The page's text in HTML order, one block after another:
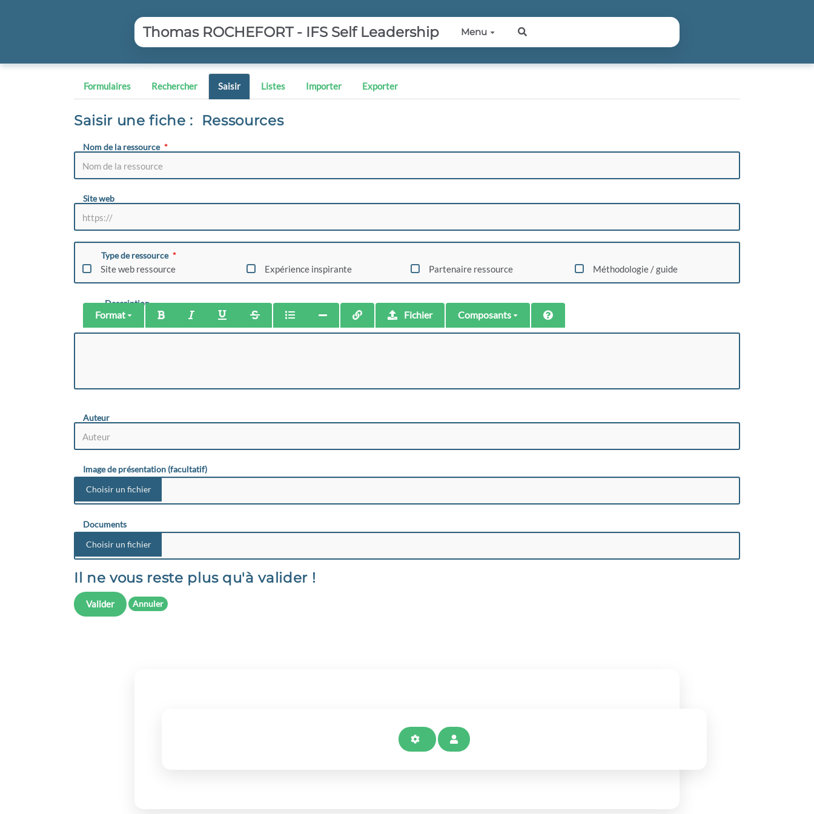
Thomas ROCHEFORT - IFS Self Leadership Menu
Formulaires Rechercher Saisir Listes Importer Exporter
Saisir une fiche : Ressources
Nom de la ressource
Site web
Type de ressource
Site web ressource Expérience inspirante Partenaire ressource Méthodologie / guide
Description
Format Fichier Composants
Auteur
Image de présentation (facultatif)
Documents
Il ne vous reste plus qu'à valider !
Valider Annuler